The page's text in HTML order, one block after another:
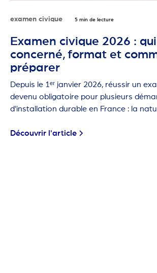
examen civique 5 min de lecture
Examen civique 2026 :
concerné, format et
préparer
Depuis le 1ᵉʳ janvier 2026, réussir un
devenu obligatoire pour plusieurs
d'installation durable en France : la
séjour pluriannuelle.
Découvrir l'article